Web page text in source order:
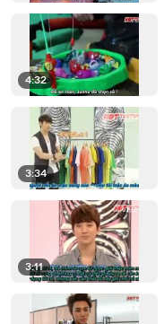
4:32
3:34
3:11